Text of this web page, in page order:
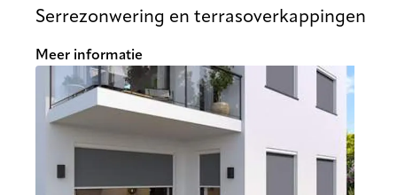
Serrezonwering en terrasoverkappingen
Meer informatie